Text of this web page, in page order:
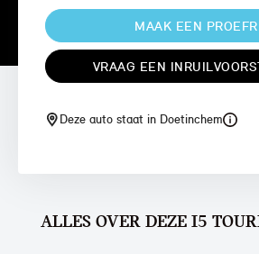
MAAK EEN
VRAAG EEN
Deze auto staat in Doetinchem
ALLES OVER DEZE I5